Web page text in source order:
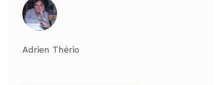
Adrien Thério